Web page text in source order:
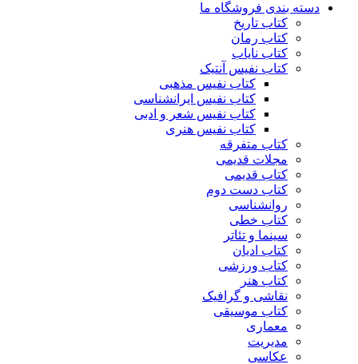
دسته بندی فروشگاه ما
کتاب تاریخ
کتاب رمان
کتاب نایاب
کتاب نفیس آنتیک
کتاب نفیس مذهبی
کتاب نفیس ایرانشناسی
کتاب نفیس شعر و ادبی
کتاب نفیس هنری
کتاب متفرقه
مجلات قدیمی
کتاب قدیمی
کتاب دست دوم
روانشناسی
کتاب خطی
سینما و تئاتر
کتاب ادیان
کتاب ورزشی
کتاب هنر
نقاشی و گرافیک
کتاب موسیقی
معماری
مدیریت
عکاسی